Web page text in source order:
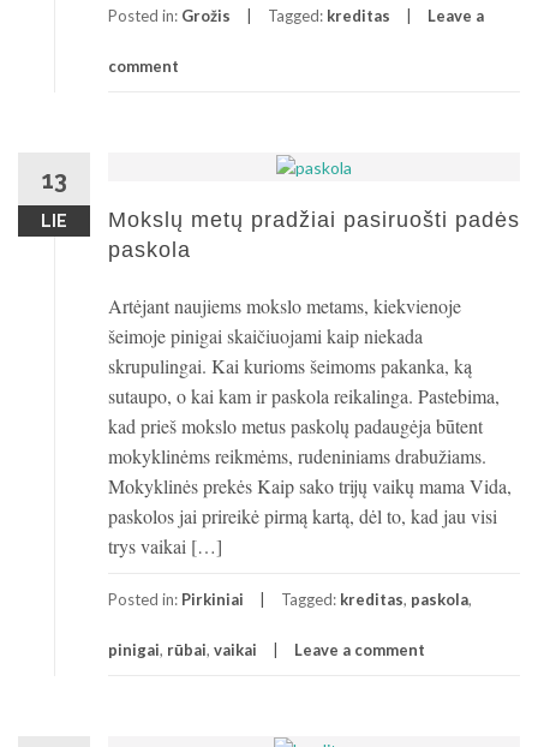
Posted in: Grožis Tagged: kreditas Leave a
comment
13
LIE
Mokslų metų pradžiai pasiruošti padės
paskola
Artėjant naujiems mokslo metams, kiekvienoje
šeimoje pinigai skaičiuojami kaip niekada
skrupulingai. Kai kurioms šeimoms pakanka, ką
sutaupo, o kai kam ir paskola reikalinga. Pastebima,
kad prieš mokslo metus paskolų padaugėja būtent
mokyklinėms reikmėms, rudeniniams drabužiams.
Mokyklinės prekės Kaip sako trijų vaikų mama Vida,
paskolos jai prireikė pirmą kartą, dėl to, kad jau visi
trys vaikai […]
Posted in: Pirkiniai Tagged: kreditas, paskola,
pinigai, rūbai, vaikai Leave a comment